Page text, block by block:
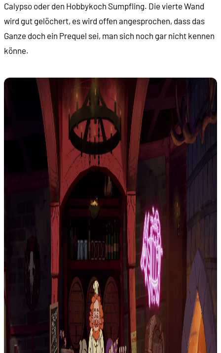
Calypso oder den Hobbykoch Sumpfling. Die vierte Wand
wird gut gelöchert, es wird offen angesprochen, dass das
Ganze doch ein Prequel sei, man sich noch gar nicht kennen
könne.